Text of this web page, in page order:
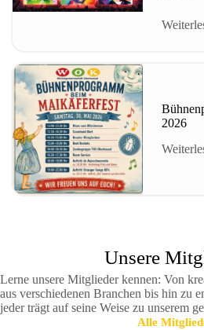
2026
Unsere
Lerne unsere Mitglieder kennen: Von
aus verschiedenen Branchen bis hin zu
jeder trägt auf seine Weise zu unserem
Alle